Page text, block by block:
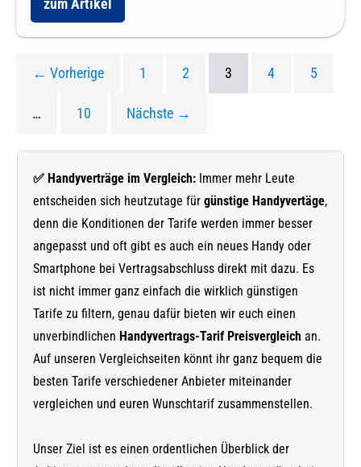
Studenten
zum Artikel
Günstige
Handyverträge
für
Leute
–
für
und
Studenten
← Vorherige 1 2 3 4 5
… 10 Nächste →
✅ Handyverträge im Vergleich: Immer mehr Leute
entscheiden sich heutzutage für günstige Handyvertäge,
denn die Konditionen der Tarife werden immer besser
angepasst und oft gibt es auch ein neues Handy oder
Smartphone bei Vertragsabschluss direkt mit dazu. Es
ist nicht immer ganz einfach die wirklich günstigen
Tarife zu filtern, genau dafür bieten wir euch einen
unverbindlichen Handyvertrags-Tarif Preisvergleich an.
Auf unseren Vergleichseiten könnt ihr ganz bequem die
besten Tarife verschiedener Anbieter miteinander
vergleichen und euren Wunschtarif zusammenstellen.
Unser Ziel ist es einen ordentlichen Überblick der